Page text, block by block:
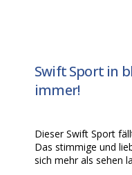
Swift Sport in
immer!
Dieser Swift Sport
Das stimmige und
sich mehr als sehen